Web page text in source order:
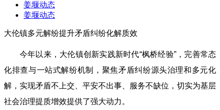
姜堰动态
姜堰动态
大伦镇多元解纷提升矛盾纠纷化解质效
今年以来，大伦镇创新实践新时代“枫桥经验”，完善常态
化排查与一站式解纷机制，聚焦矛盾纠纷源头治理和多元化
解，实现矛盾不上交、平安不出事、服务不缺位，切实为基层
社会治理提质增效提供了强大动力。